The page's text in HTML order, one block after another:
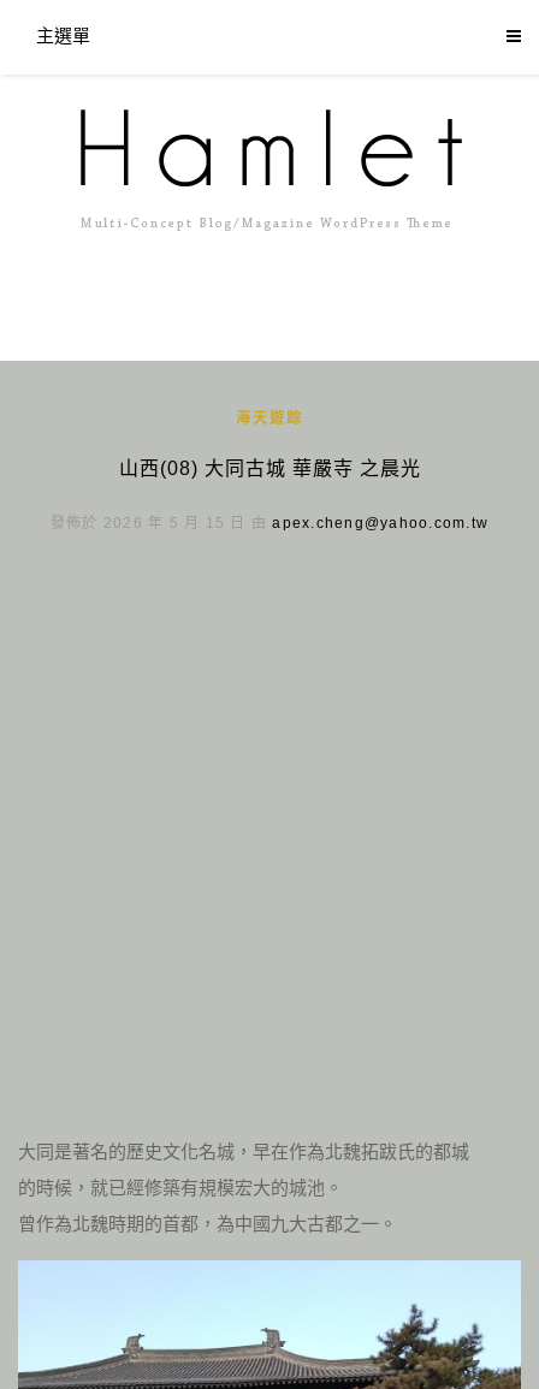
主選單
海天遊踪
山西(08) 大同古城 華嚴寺 之晨光
發佈於 2026 年 5 月 15 日 由apex.cheng@yahoo.com.tw
大同是著名的歷史文化名城，早在作為北魏拓跋氏的都城
的時候，就已經修築有規模宏大的城池。
曾作為北魏時期的首都，為中國九大古都之一。